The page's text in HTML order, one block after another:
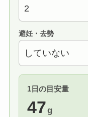
避妊・去勢
1日の目安量
47g